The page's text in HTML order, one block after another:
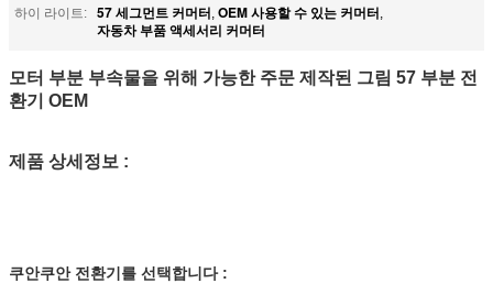
하이 라이트: 57 세그먼트 커머터, OEM 사용할 수 있는 커머터,
자동차 부품 액세서리 커머터
모터 부분 부속물을 위해 가능한 주문 제작된 그림 57 부분 전
환기 OEM
제품 상세정보 :
쿠안쿠안 전환기를 선택합니다 :